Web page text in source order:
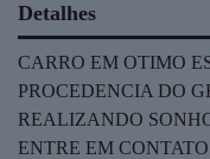
Detalhes
CARRO EM OTIMO
PROCEDENCIA DO
REALIZANDO
ENTRE EM